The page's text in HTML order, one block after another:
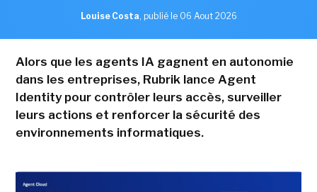
Louise Costa, publié le 06 Aout 2026
Alors que les agents IA gagnent en autonomie
dans les entreprises, Rubrik lance Agent
Identity pour contrôler leurs accès, surveiller
leurs actions et renforcer la sécurité des
environnements informatiques.